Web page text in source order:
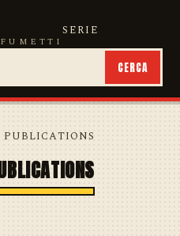
SERIE
CERCA
PUBLICATIONS